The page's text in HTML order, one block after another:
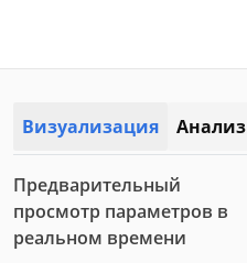
Визуализация Анализ
Предварительный
просмотр параметров в
реальном времени